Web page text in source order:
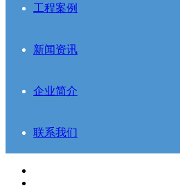
工程案例
新闻资讯
企业简介
联系我们